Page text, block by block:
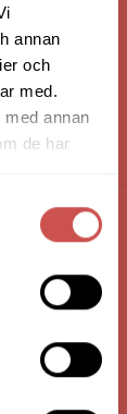
annan
och
med.
annan
de har